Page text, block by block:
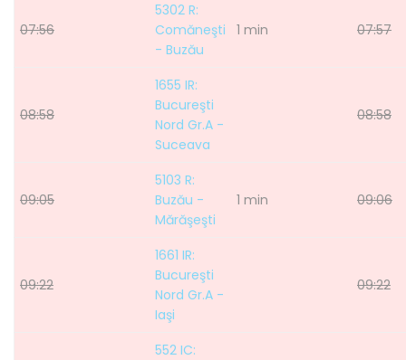
07:56
5302 R:
Comăneşti
- Buzău
1 min 07:57
08:58
1655 IR:
Bucureşti
Nord Gr.A -
Suceava
08:58
09:05
5103 R:
Buzău -
Mărăşeşti
1 min 09:06
09:22
1661 IR:
Bucureşti
Nord Gr.A -
Iaşi
09:22
552 IC: